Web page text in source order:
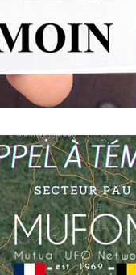
Wall Street Journal